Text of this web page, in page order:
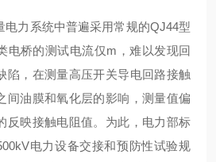
电力系统中普遍采用常规的QJ44型
电桥的测试电流仅m，难以发现回
陷，在测量高压开关导电回路接触
间油膜和氧化层的影响，测量值偏
反映接触电阻值。为此，电力部标
电力设备交接和预防性试验规